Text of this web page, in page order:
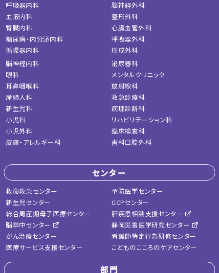
呼吸器内科
血液内科
腎臓内科
糖尿病・内分泌内科
循環器内科
脳神経外科
整形外科
心臓血管外科
呼吸器外科
形成外科
脳神経内科
眼科
耳鼻咽喉科
産婦人科
新生児科
小児科
小児外科
皮膚・アレルギー科
泌尿器科
メンタルクリニック
放射線科
救急診療科
病理診断科
リハビリテーション科
臨床検査科
歯科口腔外科
センター
救命救急センター
新生児センター
総合周産期母子医療センター
脳卒中センター
がん治療センター
医療サービス支援センター
予防医学センター
GCPセンター
肝疾患相談支援センター
静岡災害医学研究センター
看護師特定行為研修センター
こどものこころのケアセンター
部門